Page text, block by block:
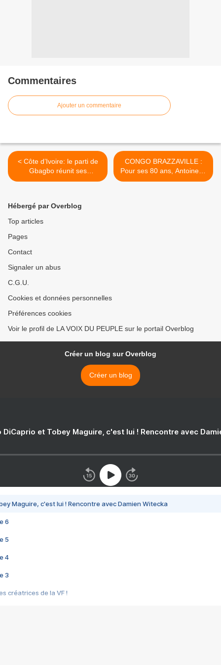
Commentaires
Ajouter un commentaire
< Côte d’Ivoire: le parti de
Gbagbo réunit ses
candidats et annonce un
CONGO BRAZZAVILLE :
Pour ses 80 ans, Antoinette
Sassou Nguesso n'ira pas
Hébergé par Overblog
Top articles
Pages
Contact
Signaler un abus
C.G.U.
Cookies et données personnelles
Préférences cookies
Voir le profil de LA VOIX DU PEUPLE sur le portail Overblog
Créer un blog sur Overblog
Créer un blog
DiCaprio et Tobey Maguire, c'est lui ! Rencontre avec
Maguire, c'est lui ! Rencontre avec Damien Witecka
6
5
4
3
créatrices de la VF !